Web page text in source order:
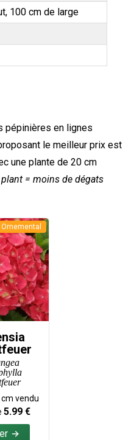
100 cm de large
pépinières en lignes
le meilleur prix est
une plante de 20 cm
= moins de dégats
cm vendu
5.99 €
Ornemental